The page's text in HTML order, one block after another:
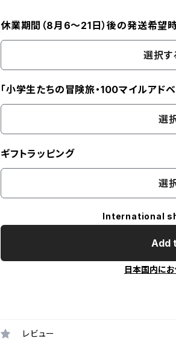
休業期間（8月6〜21日）後の発送希望
選択す
「小学生たちの冒険旅・100マイルアド
選
ギフトラッピング
選
International
Add
日本国内に
レビュー